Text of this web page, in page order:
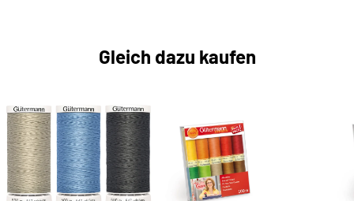
Gleich dazu kaufen